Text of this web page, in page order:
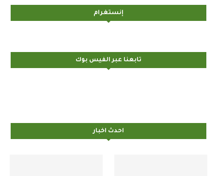
إنستغرام
تابعنا عبر الفيس بوك
احدث اخبار